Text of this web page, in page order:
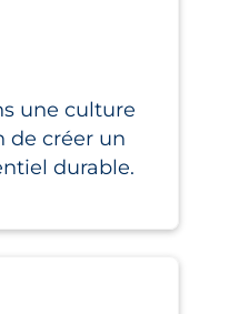
une culture
de créer un
durable.